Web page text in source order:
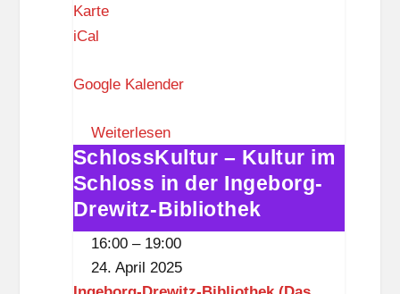
e
s
l
r
n
KarteR
h
u
s
Z
e
h
e
iCal
Google Kalender
Weiterlesen
SchlossKultur
–
Kultur
im
SchlossKultur – Kultur im
Schloss in der Ingeborg-
Drewitz-Bibliothek
16:00 – 19:00
24. April 2025